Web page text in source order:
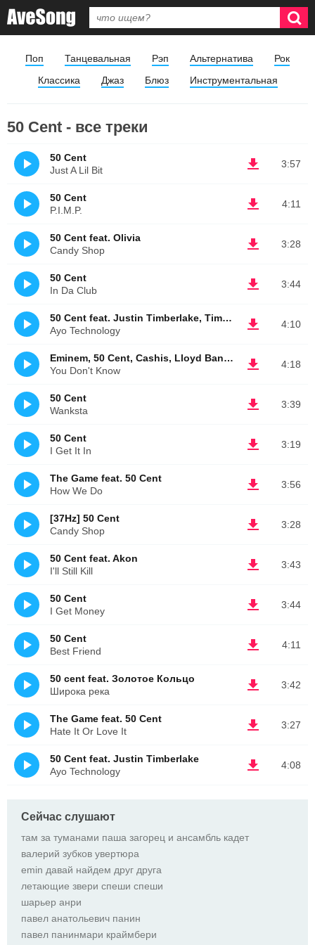
Поп Танцевальная Рэп Альтернатива
Рок
Классика
Джаз Блюз Инструментальная
50 Cent - все треки
3:57
50 Cent
Just A Lil Bit
4:11
50 Cent
P.I.M.P.
3:28
50 Cent feat. Olivia
Candy Shop
3:44
50 Cent
In Da Club
4:10
50 Cent feat. Justin Timberlake, Timbaland
Ayo Technology
4:18
Eminem, 50 Cent, Cashis, Lloyd Banks
You Don't Know
3:39
50 Cent
Wanksta
3:19
50 Cent
I Get It In
3:56
The Game feat. 50 Cent
How We Do
3:28
[37Hz] 50 Cent
Candy Shop
3:43
50 Cent feat. Akon
I'll Still Kill
3:44
50 Cent
I Get Money
4:11
50 Cent
Best Friend
3:42
50 cent feat. Золотое Кольцо
Широка река
3:27
The Game feat. 50 Cent
Hate It Or Love It
4:08
50 Cent feat. Justin Timberlake
Ayo Technology
Сейчас слушают
там за туманами паша загорец и ансамбль кадет
валерий зубков увертюра
emin давай найдем друг друга
летающие звери спеши спеши
шарьер анри
павел анатольевич панин
павел панинмари краймбери